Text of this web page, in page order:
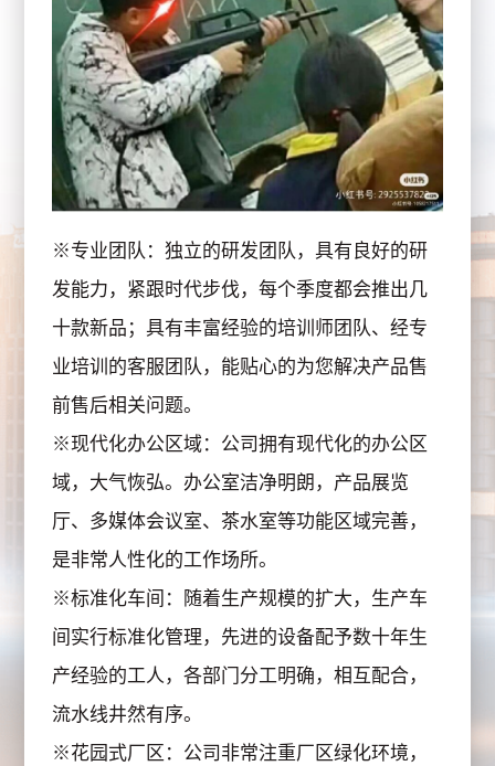
※专业团队：独立的研发团队，具有良好的研
发能力，紧跟时代步伐，每个季度都会推出几
十款新品；具有丰富经验的培训师团队、经专
业培训的客服团队，能贴心的为您解决产品售
前售后相关问题。
※现代化办公区域：公司拥有现代化的办公区
域，大气恢弘。办公室洁净明朗，产品展览
厅、多媒体会议室、茶水室等功能区域完善，
是非常人性化的工作场所。
※标准化车间：随着生产规模的扩大，生产车
间实行标准化管理，先进的设备配予数十年生
产经验的工人，各部门分工明确，相互配合，
流水线井然有序。
※花园式厂区：公司非常注重厂区绿化环境，